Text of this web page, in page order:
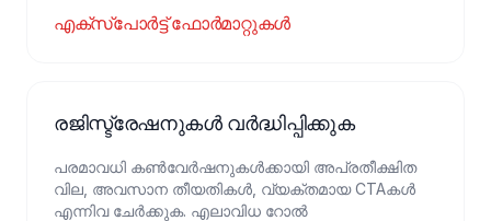
എക്സ്പോർട്ട് ഫോർമാറ്റുകൾ
രജിസ്ട്രേഷനുകൾ വർദ്ധിപ്പിക്കുക
പരമാവധി കണ്‍വേര്‍ഷനുകൾക്കായി അപ്രതീക്ഷിത
വില, അവസാന തീയതികള്‍, വ്യക്തമായ CTAകള്‍
എന്നിവ ചേര്‍ക്കുക. എലാവിധ റോല്‍